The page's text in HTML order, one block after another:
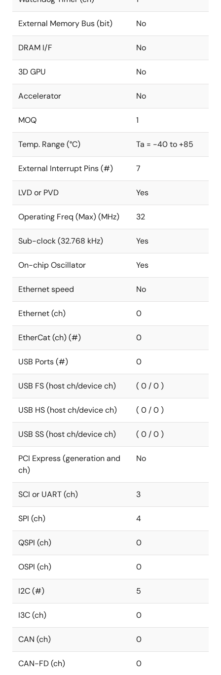
External Memory Bus (bit) No
DRAM I/F No
3D GPU No
Accelerator No
MOQ 1
Temp. Range (°C) Ta = -40 to +85
External Interrupt Pins (#) 7
LVD or PVD Yes
Operating Freq (Max) (MHz) 32
Sub-clock (32.768 kHz) Yes
On-chip Oscillator Yes
Ethernet speed No
Ethernet (ch) 0
EtherCat (ch) (#) 0
USB Ports (#) 0
USB FS (host ch/device ch) ( 0 / 0 )
USB HS (host ch/device ch) ( 0 / 0 )
USB SS (host ch/device ch) ( 0 / 0 )
PCI Express (generation and
ch)
No
SCI or UART (ch) 3
SPI (ch) 4
QSPI (ch) 0
OSPI (ch) 0
I2C (#) 5
I3C (ch) 0
CAN (ch) 0
CAN-FD (ch) 0